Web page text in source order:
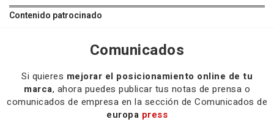
Contenido patrocinado
Comunicados
Si quieres mejorar el posicionamiento online de tu
marca, ahora puedes publicar tus notas de prensa o
comunicados de empresa en la sección de Comunicados de
europa press